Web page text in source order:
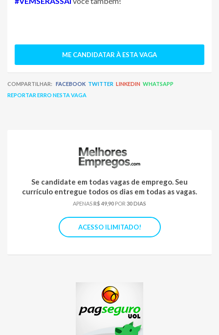
ME CANDIDATAR À ESTA VAGA
COMPARTILHAR: FACEBOOK TWITTER LINKEDIN WHATSAPP
REPORTAR ERRO NESTA VAGA
Se candidate em todas vagas de emprego. Seu
currículo entregue todos os dias em todas as vagas.
APENASR$ 49,90 POR 30 DIAS
ACESSO ILIMITADO!